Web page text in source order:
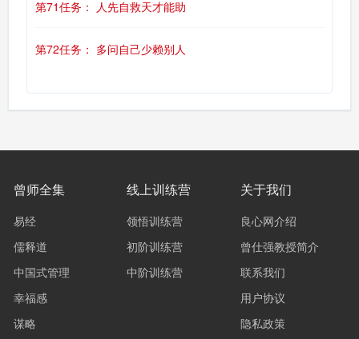
第71任务： 人先自救天才能助
第72任务： 多问自己少赖别人
曾师全集
易经
儒释道
中国式管理
幸福感
谋略
线上训练营
领悟训练营
初阶训练营
中阶训练营
关于我们
良心网介绍
曾仕强教授简介
联系我们
用户协议
隐私政策